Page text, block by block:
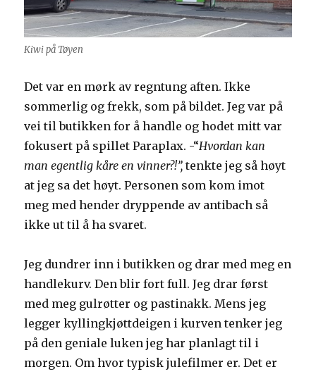
Kiwi på Tøyen
Det var en mørk av regntung aften. Ikke
sommerlig og frekk, som på bildet. Jeg var på
vei til butikken for å handle og hodet mitt var
fokusert på spillet Paraplax. -“Hvordan kan
man egentlig kåre en vinner?!”,tenkte jeg så høyt
at jeg sa det høyt. Personen som kom imot
meg med hender dryppende av antibach så
ikke ut til å ha svaret.
Jeg dundrer inn i butikken og drar med meg en
handlekurv. Den blir fort full. Jeg drar først
med meg gulrøtter og pastinakk. Mens jeg
legger kyllingkjøttdeigen i kurven tenker jeg
på den geniale luken jeg har planlagt til i
morgen. Om hvor typisk julefilmer er. Det er